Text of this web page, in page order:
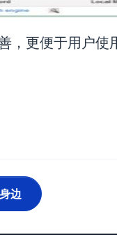
更便于用户使
边